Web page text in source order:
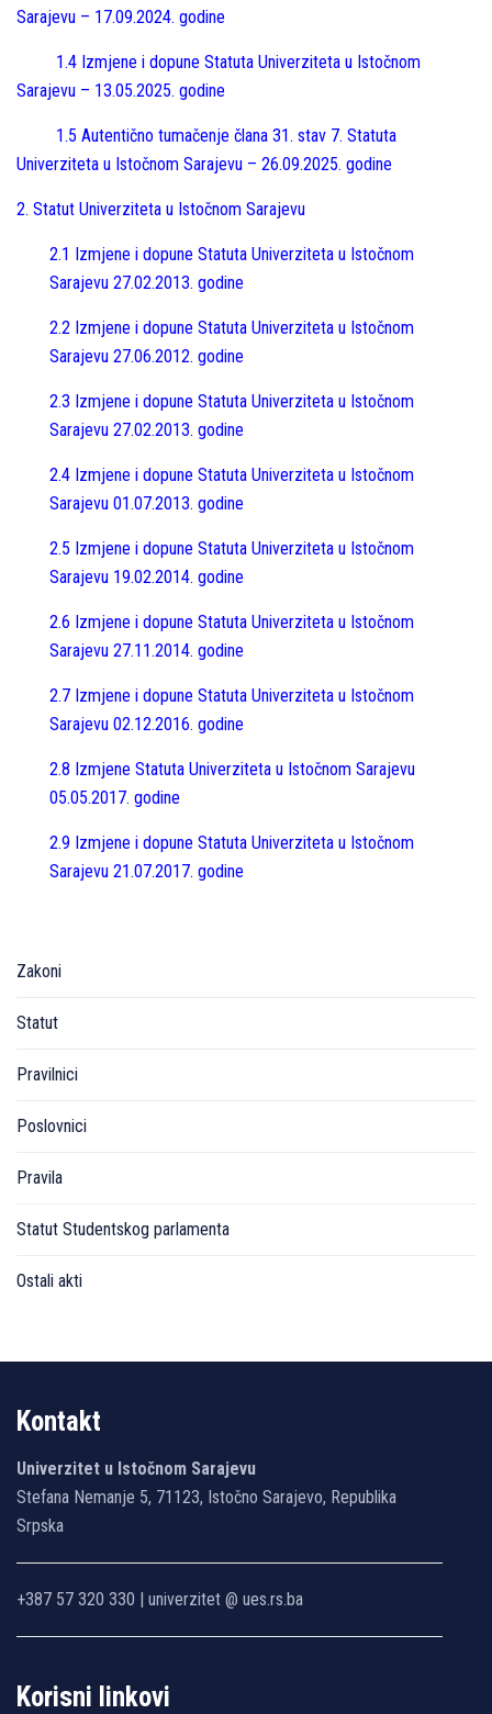
Sarajevu – 17.09.2024. godine
1.4 Izmjene i dopune Statuta Univerziteta u Istočnom
Sarajevu – 13.05.2025. godine
1.5 Autentično tumačenje člana 31. stav 7. Statuta
Univerziteta u Istočnom Sarajevu – 26.09.2025. godine
2. Statut Univerziteta u Istočnom Sarajevu
2.1 Izmjene i dopune Statuta Univerziteta u Istočnom
Sarajevu 27.02.2013. godine
2.2 Izmjene i dopune Statuta Univerziteta u Istočnom
Sarajevu 27.06.2012. godine
2.3 Izmjene i dopune Statuta Univerziteta u Istočnom
Sarajevu 27.02.2013. godine
2.4 Izmjene i dopune Statuta Univerziteta u Istočnom
Sarajevu 01.07.2013. godine
2.5 Izmjene i dopune Statuta Univerziteta u Istočnom
Sarajevu 19.02.2014. godine
2.6 Izmjene i dopune Statuta Univerziteta u Istočnom
Sarajevu 27.11.2014. godine
2.7 Izmjene i dopune Statuta Univerziteta u Istočnom
Sarajevu 02.12.2016. godine
2.8 Izmjene Statuta Univerziteta u Istočnom Sarajevu
05.05.2017. godine
2.9 Izmjene i dopune Statuta Univerziteta u Istočnom
Sarajevu 21.07.2017. godine
Zakoni
Statut
Pravilnici
Poslovnici
Pravila
Statut Studentskog parlamenta
Ostali akti
Kontakt
Univerzitet u Istočnom Sarajevu
Stefana Nemanje 5, 71123, Istočno Sarajevo, Republika
Srpska
+387 57 320 330 | univerzitet @ ues.rs.ba
Korisni linkovi